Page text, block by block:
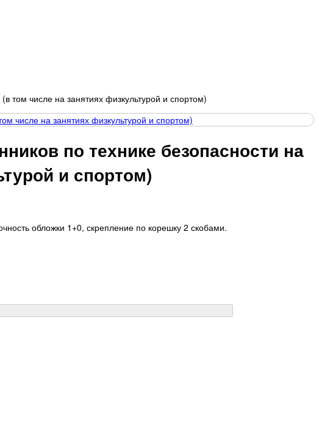
том числе на занятиях физкультурой и спортом)
по технике безопасности на
и спортом)
обложки 1+0, скрепление по корешку 2 скобами.